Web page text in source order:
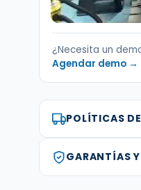
¿Necesita un
Agendar demo →
POLÍTICAS
GARANTÍAS